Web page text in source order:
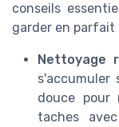
conseils
garder en parfait
Nettoyage
s'accumuler
douce pour
taches